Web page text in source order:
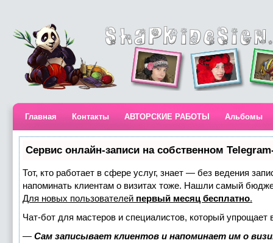
Главная Контакты АВТОРСКИЕ РАБОТЫ Альбомы
Сервис онлайн-записи на собственном
Тот, кто работает в сфере услуг, знает — без ведения
напоминать клиентам о визитах тоже. Нашли самый
Для новых пользователей первый месяц бесплатно.
Чат-бот для мастеров и специалистов, который упрощает
— Сам записывает клиентов и напоминает им о